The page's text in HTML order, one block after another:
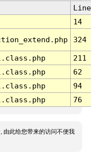
Line
14
324
211
62
94
76
由此给您带来的访问不便我